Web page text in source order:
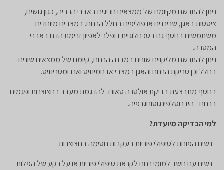
ניתן להתרשם מקיומם של ממצאים חריגים באברי הרביה, כגון גושים,
ציסטות באגן, שרירנים או פוליפים בחלל הרחם. במצבים מיוחדים
משתמשים בנוסף גם בטכנולוגיית דופלר לאפיון זרימת הדם באברי
המטרה.
ניתן להתרשם מליקויים שונים במבנה הרחם, קיומם של ממצאים שונים
בחלל וכן סריקת הרחם והאגן במצבי אדנומיוזיס ואנדומטריוזיס.
בנוסף מתבצעת בדיקת אולטרה סאונד להדגמת מעבר בחצוצרות ופגמים
ברחם - הידרוסלפינגוסונוגרפיה.
למי הבדיקה מיועדת?
- נשים הפונות לטיפולי פוריות בעקבות חסימה בחצוצרות.
- נשים עם חשד למומי רחם לקראת טיפולי פוריות או על רקע של הפלות